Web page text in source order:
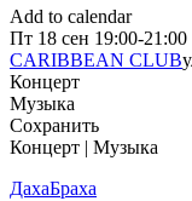
Add to calendar
Пт 18 сен 19:00-21:00
CARIBBEAN CLUB
Концерт
Музыка
Сохранить
Концерт | Музыка
ДахаБраха